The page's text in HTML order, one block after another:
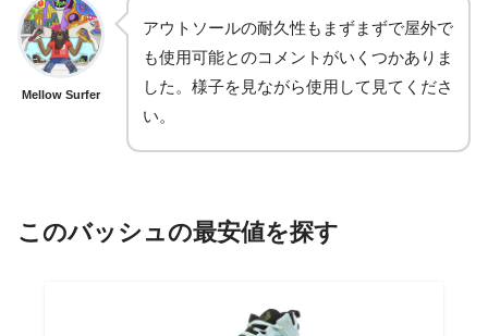
Mellow Surfer
アウトソールの耐久性もまずまずで屋外で
も使用可能とのコメントがいくつかありま
した。様子を見ながら使用して見てくださ
い。
このバッシュの最安値を探す